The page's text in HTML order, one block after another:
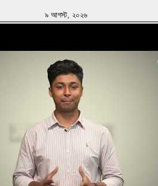
৯ আগস্ট, ২০২৬